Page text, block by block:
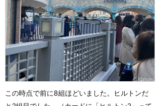
この時点で前に8組ほどいました。ヒルトンだ